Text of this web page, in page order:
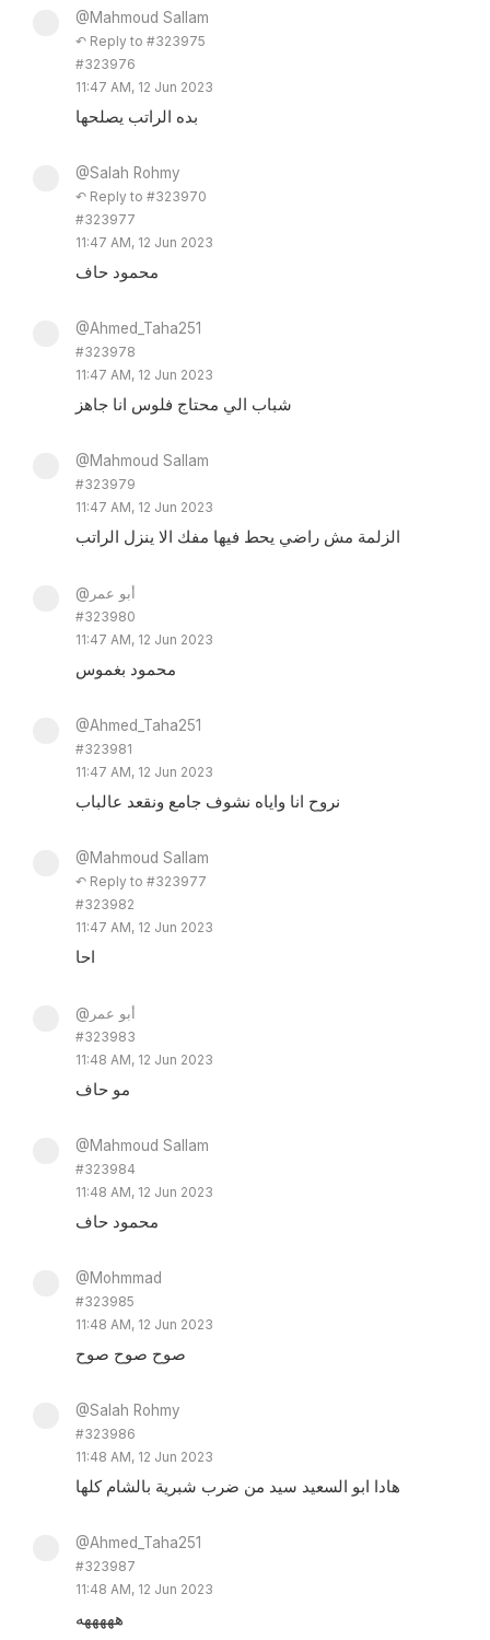
@Mahmoud Sallam
↶ Reply to #323975
#323976
11:47 AM, 12 Jun 2023
بده الراتب يصلحها
@Salah Rohmy
↶ Reply to #323970
#323977
11:47 AM, 12 Jun 2023
محمود حاف
@Ahmed_Taha251
#323978
11:47 AM, 12 Jun 2023
شباب الي محتاج فلوس انا جاهز
@Mahmoud Sallam
#323979
11:47 AM, 12 Jun 2023
الزلمة مش راضي يحط فيها مفك الا ينزل الراتب
@أبو عمر
#323980
11:47 AM, 12 Jun 2023
محمود بغموس
@Ahmed_Taha251
#323981
11:47 AM, 12 Jun 2023
نروح انا واياه نشوف جامع ونقعد عالباب
@Mahmoud Sallam
↶ Reply to #323977
#323982
11:47 AM, 12 Jun 2023
احا
@أبو عمر
#323983
11:48 AM, 12 Jun 2023
مو حاف
@Mahmoud Sallam
#323984
11:48 AM, 12 Jun 2023
محمود حاف
@Mohmmad
#323985
11:48 AM, 12 Jun 2023
صوح صوح صوح
@Salah Rohmy
#323986
11:48 AM, 12 Jun 2023
هادا ابو السعيد سيد من ضرب شبرية بالشام كلها
@Ahmed_Taha251
#323987
11:48 AM, 12 Jun 2023
هههههه